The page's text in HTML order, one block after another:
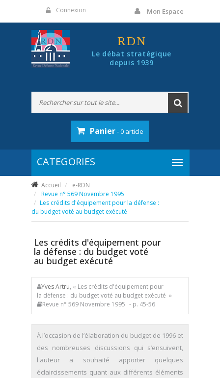
Connexion Mon Espace
RDN
Le débat stratégique
depuis 1939
Panier- 0 article
Accueil
e-RDN
Revue n° 569 Novembre 1995
Les crédits d'équipement pour la défense :
du budget voté au budget exécuté
Les crédits d'équipement pour
la défense : du budget voté
au budget exécuté
Yves Artru, « Les crédits d'équipement pour
la défense : du budget voté au budget exécuté »
Revue n° 569 Novembre 1995 - p. 45-56
À l’occasion de l’élaboration du budget de 1996 et
des nombreuses discussions qui s’ensuivent,
l'auteur a souhaité apporter quelques
éclaircissements quant aux différents éléments